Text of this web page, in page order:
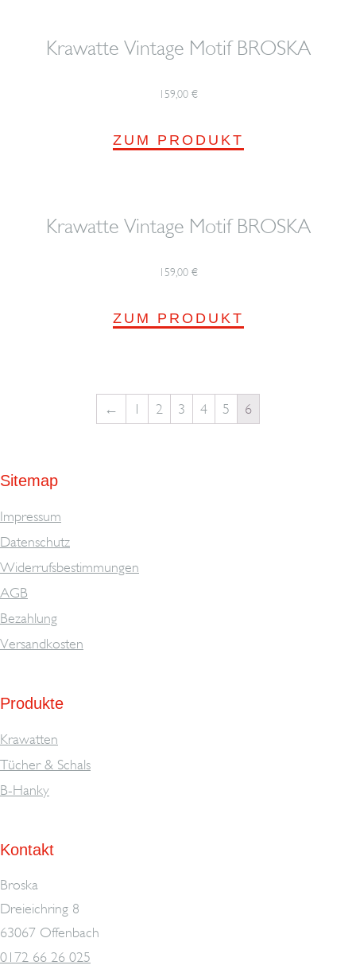
Krawatte Vintage Motif BROSKA
159,00 €
ZUM PRODUKT
Krawatte Vintage Motif BROSKA
159,00 €
ZUM PRODUKT
← 1 2 3 4 5 6
Sitemap
Impressum
Datenschutz
Widerrufsbestimmungen
AGB
Bezahlung
Versandkosten
Produkte
Krawatten
Tücher & Schals
B-Hanky
Kontakt
Broska
Dreieichring 8
63067 Offenbach
0172 66 26 025